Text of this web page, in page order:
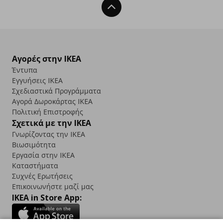
Back To Top
Αγορές στην IKEA
Έντυπα
Εγγυήσεις IKEA
Σχεδιαστικά Προγράμματα
Αγορά Δωρoκάρτας IKEA
Πολιτική Επιστροφής
Σχετικά με την IKEA
Γνωρίζοντας την IKEA
Βιωσιμότητα
Εργασία στην IKEA
Καταστήματα
Συχνές Ερωτήσεις
Επικοινωνήστε μαζί μας
IKEA in Store App: